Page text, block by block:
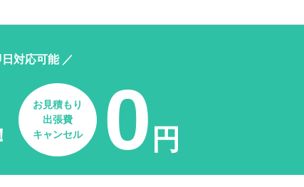
対応可能 ／
お見積もり
出張費
キャンセル
0 円